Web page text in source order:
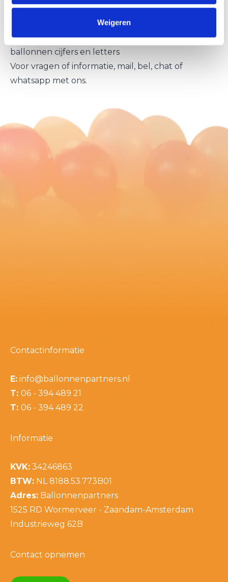
Weigeren
hart van ballonnen
reuze ballonnen decoraties
ballonnen netten met lucht en helium ballonnen
ballonnen cijfers en letters
Voor vragen of informatie, mail, bel, chat of
whatsapp met ons.
Contactinformatie
E: info@ballonnenpartners.nl
T: 06 - 394 489 21
T: 06 - 394 489 22
Informatie
KVK: 34246863
BTW: NL 8188.53.773B01
Adres: Ballonnenpartners
1525 RD Wormerveer - Zaandam-Amsterdam
Industrieweg 62B
Contact opnemen